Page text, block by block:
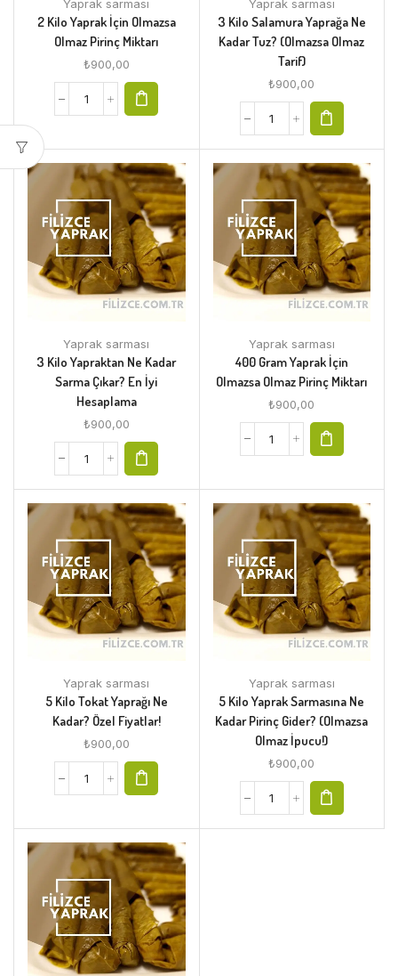
Yaprak sarması
2 Kilo Yaprak İçin Olmazsa
Olmaz Pirinç Miktarı
₺900,00
Yaprak sarması
3 Kilo Salamura Yaprağa Ne
Kadar Tuz? (Olmazsa Olmaz
Tarif)
₺900,00
Yaprak sarması
3 Kilo Yapraktan Ne Kadar
Sarma Çıkar? En İyi
Hesaplama
₺900,00
Yaprak sarması
400 Gram Yaprak İçin
Olmazsa Olmaz Pirinç Miktarı
₺900,00
Yaprak sarması
5 Kilo Tokat Yaprağı Ne
Kadar? Özel Fiyatlar!
₺900,00
Yaprak sarması
5 Kilo Yaprak Sarmasına Ne
Kadar Pirinç Gider? (Olmazsa
Olmaz İpucu!)
₺900,00